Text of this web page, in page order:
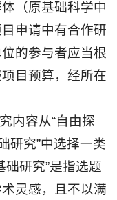
（原基础科学中
申请中有合作研
的参与者应当根
目预算，经所在
内容从“自由探
研究”中选择一类
础研究”是指选题
灵感，且不以满